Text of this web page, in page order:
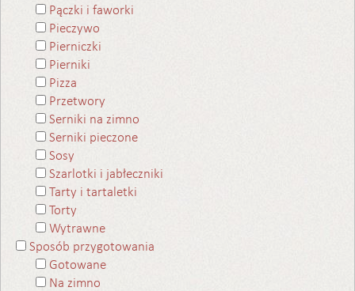
Pączki i faworki
Pieczywo
Pierniczki
Pierniki
Pizza
Przetwory
Serniki na zimno
Serniki pieczone
Sosy
Szarlotki i jabłeczniki
Tarty i tartaletki
Torty
Wytrawne
Sposób przygotowania
Gotowane
Na zimno